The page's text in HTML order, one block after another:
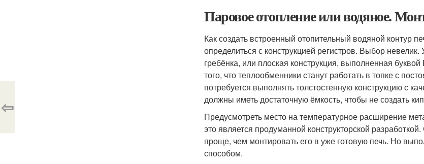
Паровое отопление или водяное.
Как создать встроенный отопительный водяной контур
определиться с конструкцией регистров. Выбор
гребёнка, или плоская конструкция, выполненная
того, что теплообменники станут работать в топке с
потребуется выполнять толстостенную конструкцию с
должны иметь достаточную ёмкость, чтобы не создать
Предусмотреть место на температурное расширение
это является продуманной конструкторской
проще, чем монтировать его в уже готовую печь. Но
способом.
⇦